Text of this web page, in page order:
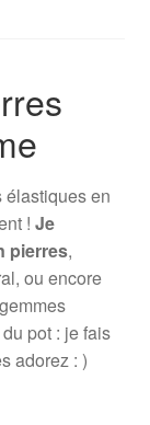
élastiques en
! Je
pierres,
ou encore
pot : je fais
adorez : )